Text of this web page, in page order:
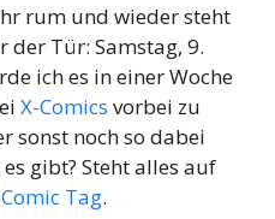
rum und wieder steht
der Tür: Samstag, 9.
ich es in einer Woche
X-Comics vorbei zu
sonst noch so dabei
gibt? Steht alles auf
Tag.